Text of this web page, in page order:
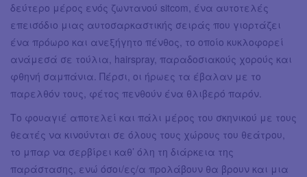
δεύτερο μέρος ενός ζωντανού sitcom, ένα αυτοτελές
επεισόδιο μιας αυτοσαρκαστικής σειράς που γιορτάζει
ένα πρόωρο και ανεξήγητο πένθος, το οποίο κυκλοφορεί
ανάμεσά σε τούλια, hairspray, παραδοσιακούς χορούς και
φθηνή σαμπάνια. Πέρσι, οι ήρωες τα έβαλαν με το
παρελθόν τους, φέτος πενθούν ένα θλιβερό παρόν.
Το φουαγιέ αποτελεί και πάλι μέρος του σκηνικού με τους
θεατές να κινούνται σε όλους τους χώρους του θεάτρου,
το μπαρ να σερβίρει καθ’ όλη τη διάρκεια της
παράστασης, ενώ όσοι/ες/α προλάβουν θα βρουν και μια